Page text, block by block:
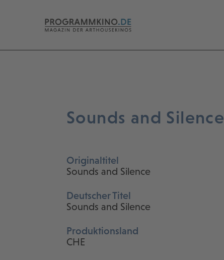
Sounds and Silence
Originaltitel
Sounds and Silence
Deutscher Titel
Sounds and Silence
Produktionsland
CHE